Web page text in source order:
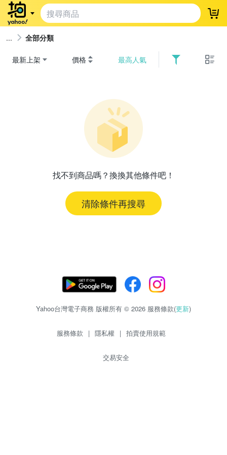
登
全部分類
最新上架 價格 最高人氣
找不到商品嗎？換換其他條件吧！
清除條件再搜尋
Yahoo台灣電子商務 版權所有 © 2026 服務條款(更新)
服務條款 | 隱私權 | 拍賣使用規範
交易安全